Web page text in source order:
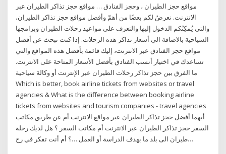
مواقع حجز الطيران ، وحجز الفنادق … مواقع حجز تذاكر الطيران عبر
الانترنت. نعرضُ لكم بعضًا من أهمّ وأفضل مواقع حجز تذاكر الطيران،
والتي يُمكِنُكم الدخول إليها والتعرف علي مواعيد رحلات الطيران وبرامجها
السياحية بالاضافة الي أسعار تذاكر هذه الرحلات. إذا كنت تبحث عن أفضل
مواقع حجز الفنادق عبر الانترنت، إليك قائمة بأفضل هذه المواقع والتي
تساعدك في اختيار أنسب الفنادق بأفضل الأسعار المتاحة على الانترنت.
ما الفرق بين حجز تذاكر رحلات الطيران عبر الإنترنت أو وكالة سياحية
Which is better, book airline tickets from websites or travel
agencies & What is the difference between booking airline
tickets from websites and tourism companies - travel agencies
أيهما أفضل حجز تذاكر الطيران عبر مواقع الانترنت أم عن طريق مكاتب
السفر حجز تذاكر الطيران عبر الانترنت أم مكاتب السفر ؟ هل لديك رحلة
طيران الى بلد ما بهدف الدراسة أو العمل …؟ أم أنت تفكر في رح…